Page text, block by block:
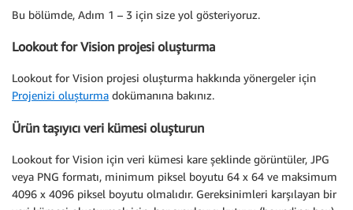
Bu bölümde, Adım 1 – 3 için size yol gösteriyoruz.
Lookout for Vision projesi oluşturma
Lookout for Vision projesi oluşturma hakkında yönergeler için
Projenizi oluşturma dokümanına bakınız.
Ürün taşıyıcı veri kümesi oluşturun
Lookout for Vision için veri kümesi kare şeklinde görüntüler, JPG
veya PNG formatı, minimum piksel boyutu 64 x 64 ve maksimum
4096 x 4096 piksel boyutu olmalıdır. Gereksinimleri karşılayan bir